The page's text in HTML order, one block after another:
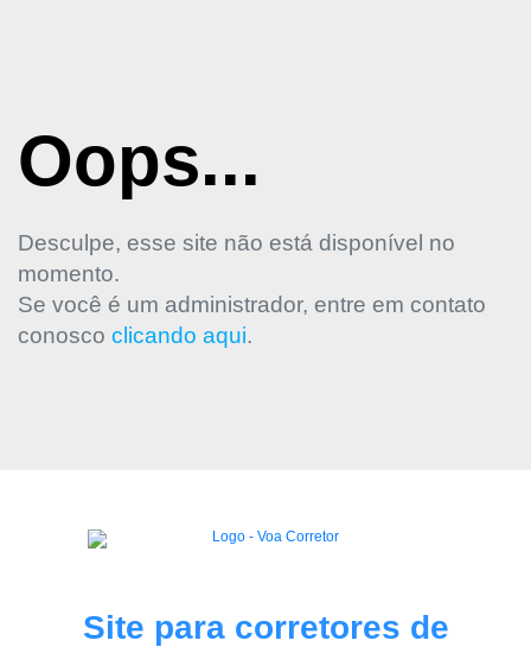
Oops...
Desculpe, esse site não está disponível no
momento.
Se você é um administrador, entre em contato
conosco clicando aqui.
Site para corretores de